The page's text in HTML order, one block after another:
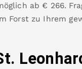
ab € 266.
Forst zu Ihrem